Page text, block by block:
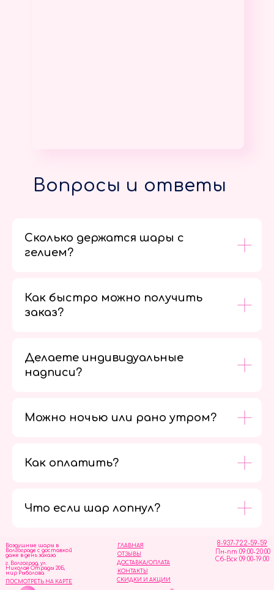
Вопросы и ответы
Сколько держатся шары с
гелием?
Как быстро можно получить
заказ?
Делаете индивидуальные
надписи?
Можно ночью или рано утром?
Как оплатить?
Что если шар лопнул?
ОТЗЫВЫ
ГЛАВНАЯ
ДОСТАВКА/ОПЛАТА
СКИДКИ И АКЦИИ
КОНТАКТЫ
8-937-722-59-59
Пн-пт 09:00-20:00
Сб-Вск 09:00-19:00
Воздушные шары в
Волгограде с доставкой
даже в день заказа
г. Волгоград, ул.
Николая Отрады 20Б,
мир Рыболова
ПОСМОТРЕТЬ НА КАРТЕ